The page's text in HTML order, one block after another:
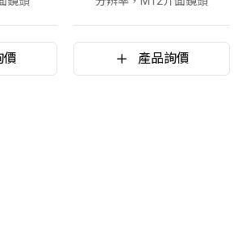
價 產品詢價